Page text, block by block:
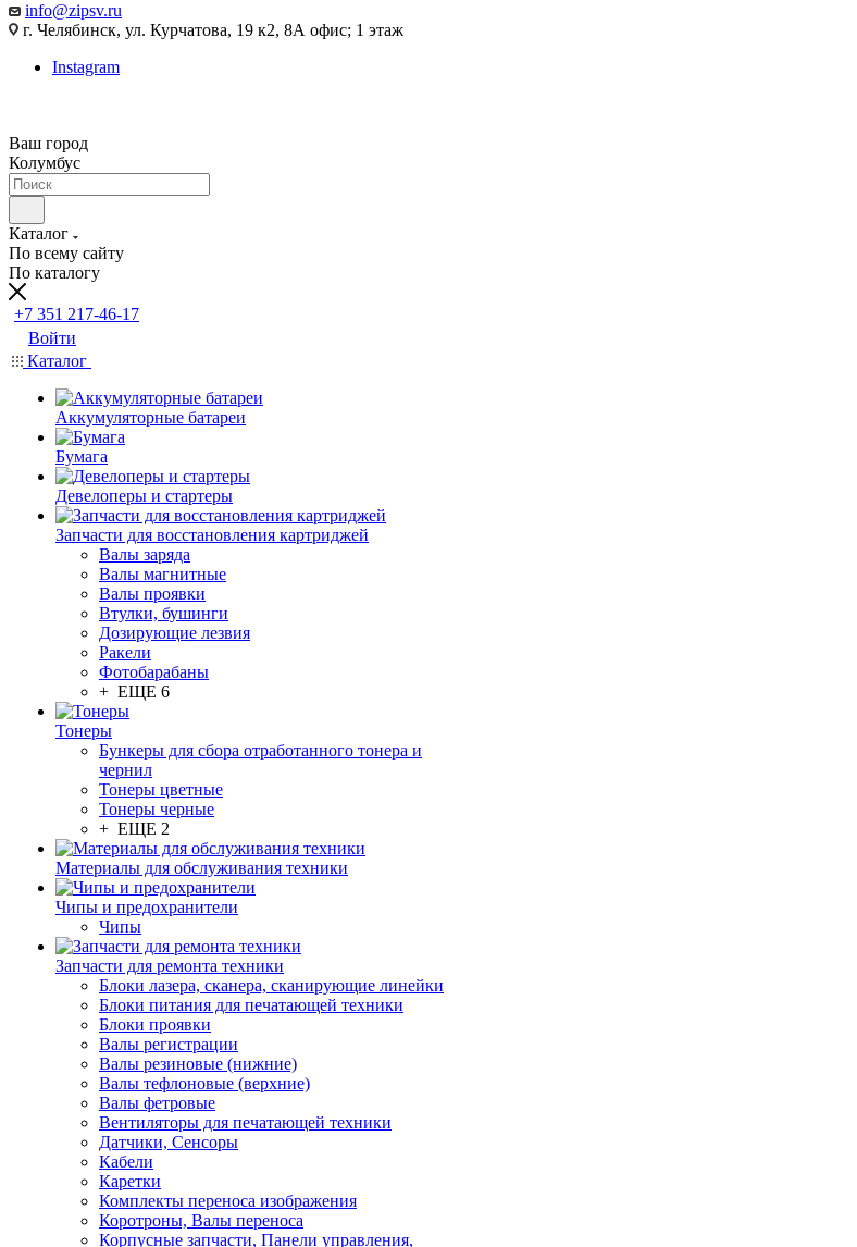
info@zipsv.ru
г. Челябинск, ул. Курчатова, 19 к2, 8А офис; 1 этаж
Instagram
Ваш город
Колумбус
Каталог
По всему сайту
По каталогу
+7 351 217-46-17
Войти
Каталог
Аккумуляторные батареи
Бумага
Девелоперы и стартеры
Запчасти для восстановления картриджей
Валы заряда
Валы магнитные
Валы проявки
Втулки, бушинги
Дозирующие лезвия
Ракели
Фотобарабаны
+ ЕЩЕ 6
Тонеры
Бункеры для сбора отработанного тонера и
чернил
Тонеры цветные
Тонеры черные
+ ЕЩЕ 2
Материалы для обслуживания техники
Чипы и предохранители
Чипы
Запчасти для ремонта техники
Блоки лазера, сканера, сканирующие линейки
Блоки питания для печатающей техники
Блоки проявки
Валы регистрации
Валы резиновые (нижние)
Валы тефлоновые (верхние)
Валы фетровые
Вентиляторы для печатающей техники
Датчики, Сенсоры
Кабели
Каретки
Комплекты переноса изображения
Коротроны, Валы переноса
Корпусные запчасти, Панели управления,